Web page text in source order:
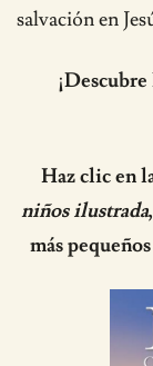
salvación en
Haz clic en
niños ilustrada
más